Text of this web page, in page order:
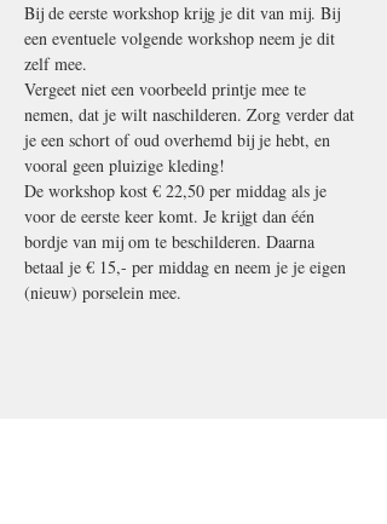
Bij de eerste workshop krijg je dit van mij. Bij
een eventuele volgende workshop neem je dit
zelf mee.
Vergeet niet een voorbeeld printje mee te
nemen, dat je wilt naschilderen. Zorg verder dat
je een schort of oud overhemd bij je hebt, en
vooral geen pluizige kleding!
De workshop kost € 22,50 per middag als je
voor de eerste keer komt. Je krijgt dan één
bordje van mij om te beschilderen. Daarna
betaal je € 15,- per middag en neem je je eigen
(nieuw) porselein mee.